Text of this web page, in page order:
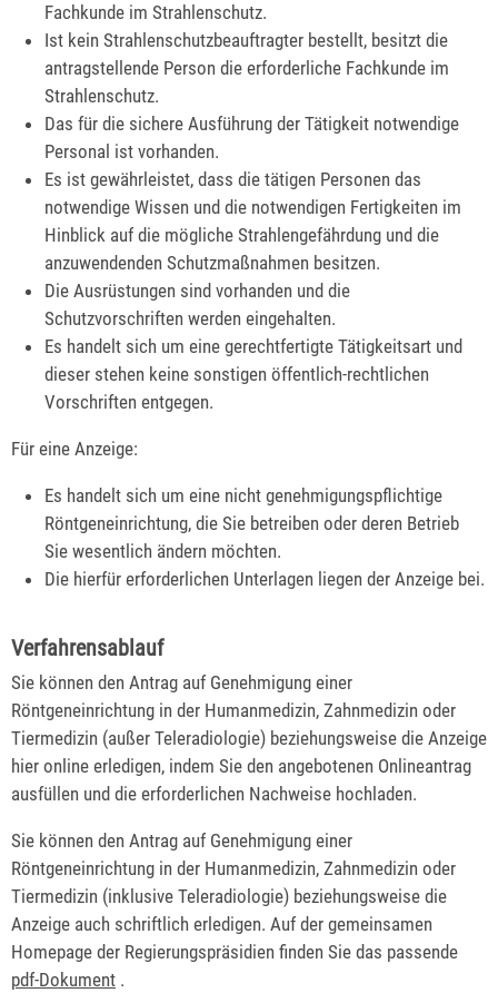
Fachkunde im Strahlenschutz.
Ist kein Strahlenschutzbeauftragter bestellt, besitzt die
antragstellende Person die erforderliche Fachkunde im
Strahlenschutz.
Das für die sichere Ausführung der Tätigkeit notwendige
Personal ist vorhanden.
Es ist gewährleistet, dass die tätigen Personen das
notwendige Wissen und die notwendigen Fertigkeiten im
Hinblick auf die mögliche Strahlengefährdung und die
anzuwendenden Schutzmaßnahmen besitzen.
Die Ausrüstungen sind vorhanden und die
Schutzvorschriften werden eingehalten.
Es handelt sich um eine gerechtfertigte Tätigkeitsart und
dieser stehen keine sonstigen öffentlich-rechtlichen
Vorschriften entgegen.
Für eine Anzeige:
Es handelt sich um eine nicht genehmigungspflichtige
Röntgeneinrichtung, die Sie betreiben oder deren Betrieb
Sie wesentlich ändern möchten.
Die hierfür erforderlichen Unterlagen liegen der Anzeige bei.
Verfahrensablauf
Sie können den Antrag auf Genehmigung einer
Röntgeneinrichtung in der Humanmedizin, Zahnmedizin oder
Tiermedizin (außer Teleradiologie) beziehungsweise die Anzeige
hier online erledigen, indem Sie den angebotenen Onlineantrag
ausfüllen und die erforderlichen Nachweise hochladen.
Sie können den Antrag auf Genehmigung einer
Röntgeneinrichtung in der Humanmedizin, Zahnmedizin oder
Tiermedizin (inklusive Teleradiologie) beziehungsweise die
Anzeige auch schriftlich erledigen. Auf der gemeinsamen
Homepage der Regierungspräsidien finden Sie das passende
pdf-Dokument .